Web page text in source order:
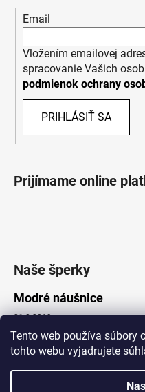
Tento web používa súbory
tohto webu vyjadrujete
Email
Vložením emailovej
spracovanie Vašich
podmienok ochrany
PRIHLÁSIŤ SA
Prijímame online
Naše šperky
Modré náušnice
21.8.2019